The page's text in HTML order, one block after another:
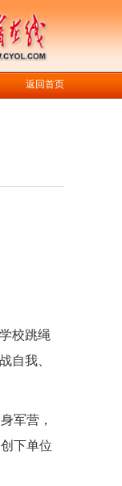
返回首页
校跳绳
自我、
军营，
下单位